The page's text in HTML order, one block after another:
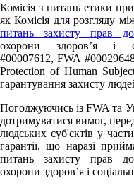
Комісія з питань етики
як Комісія для розгляду
питань захисту прав
охорони здоров’я
#00007612, FWA
Protection of Human
гарантування захисту
Погоджуючись із FWA та
дотримуватися вимог,
людських суб'єктів у
гарантії, що наразі
питань захисту прав
охорони здоров’я і